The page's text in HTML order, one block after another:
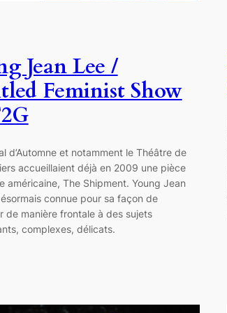
Jean Lee /
Feminist Show
d’Automne et notamment le Théâtre de
accueillaient déjà en 2009 une pièce
américaine, The Shipment. Young Jean
connue pour sa façon de
de manière frontale à des sujets
complexes, délicats.